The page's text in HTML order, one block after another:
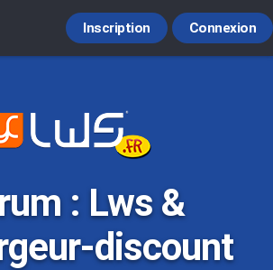
Connexion
Inscription
: Lws &
discount